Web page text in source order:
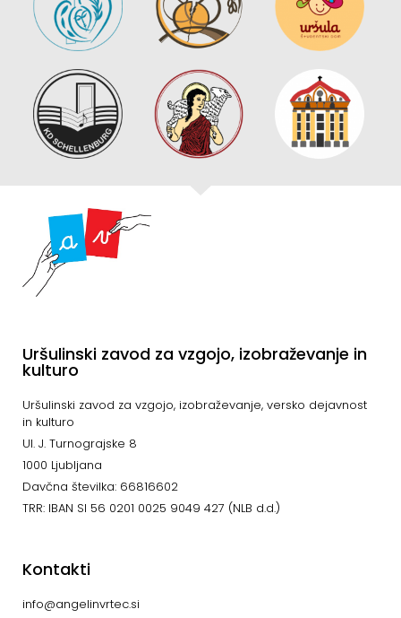
Uršulinski zavod za vzgojo, izobraževanje in
kulturo
Uršulinski zavod za vzgojo, izobraževanje, versko dejavnost
in kulturo
Ul. J. Turnograjske 8
1000 Ljubljana
Davčna številka: 66816602
TRR: IBAN SI 56 0201 0025 9049 427 (NLB d.d.)
Kontakti
info@angelinvrtec.si